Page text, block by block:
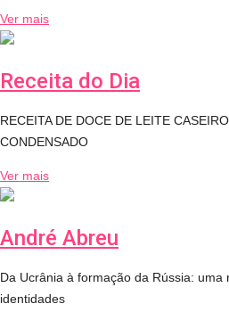
Ver mais
Receita do Dia
RECEITA DE DOCE DE LEITE
CONDENSADO
Ver mais
André Abreu
Da Ucrânia à formação da Rússia:
identidades